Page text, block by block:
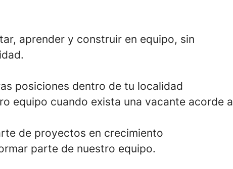
aprender y construir en equipo, sin
posiciones dentro de tu localidad
equipo cuando exista una vacante acorde a
de proyectos en crecimiento
parte de nuestro equipo.